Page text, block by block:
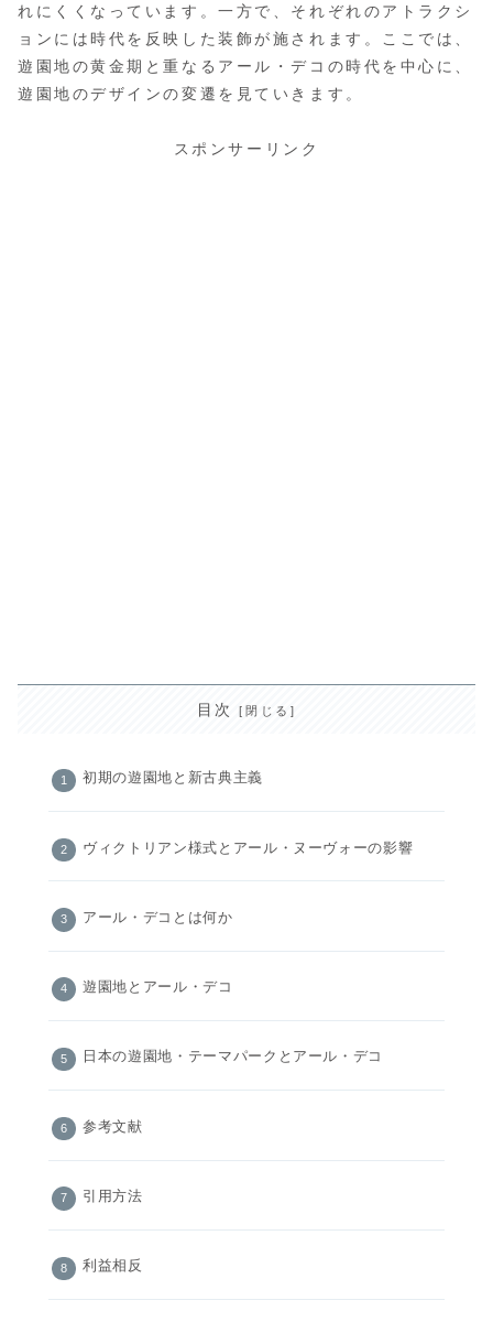
れにくくなっています。一方で、それぞれのアトラクシ
ョンには時代を反映した装飾が施されます。ここでは、
遊園地の黄金期と重なるアール・デコの時代を中心に、
遊園地のデザインの変遷を見ていきます。
スポンサーリンク
目次
初期の遊園地と新古典主義
ヴィクトリアン様式とアール・ヌーヴォーの影響
アール・デコとは何か
遊園地とアール・デコ
日本の遊園地・テーマパークとアール・デコ
参考文献
引用方法
利益相反